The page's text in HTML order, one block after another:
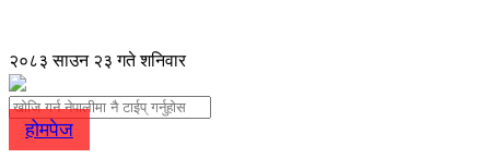
२०८३ साउन २३ गते शनिवार
होमपेज